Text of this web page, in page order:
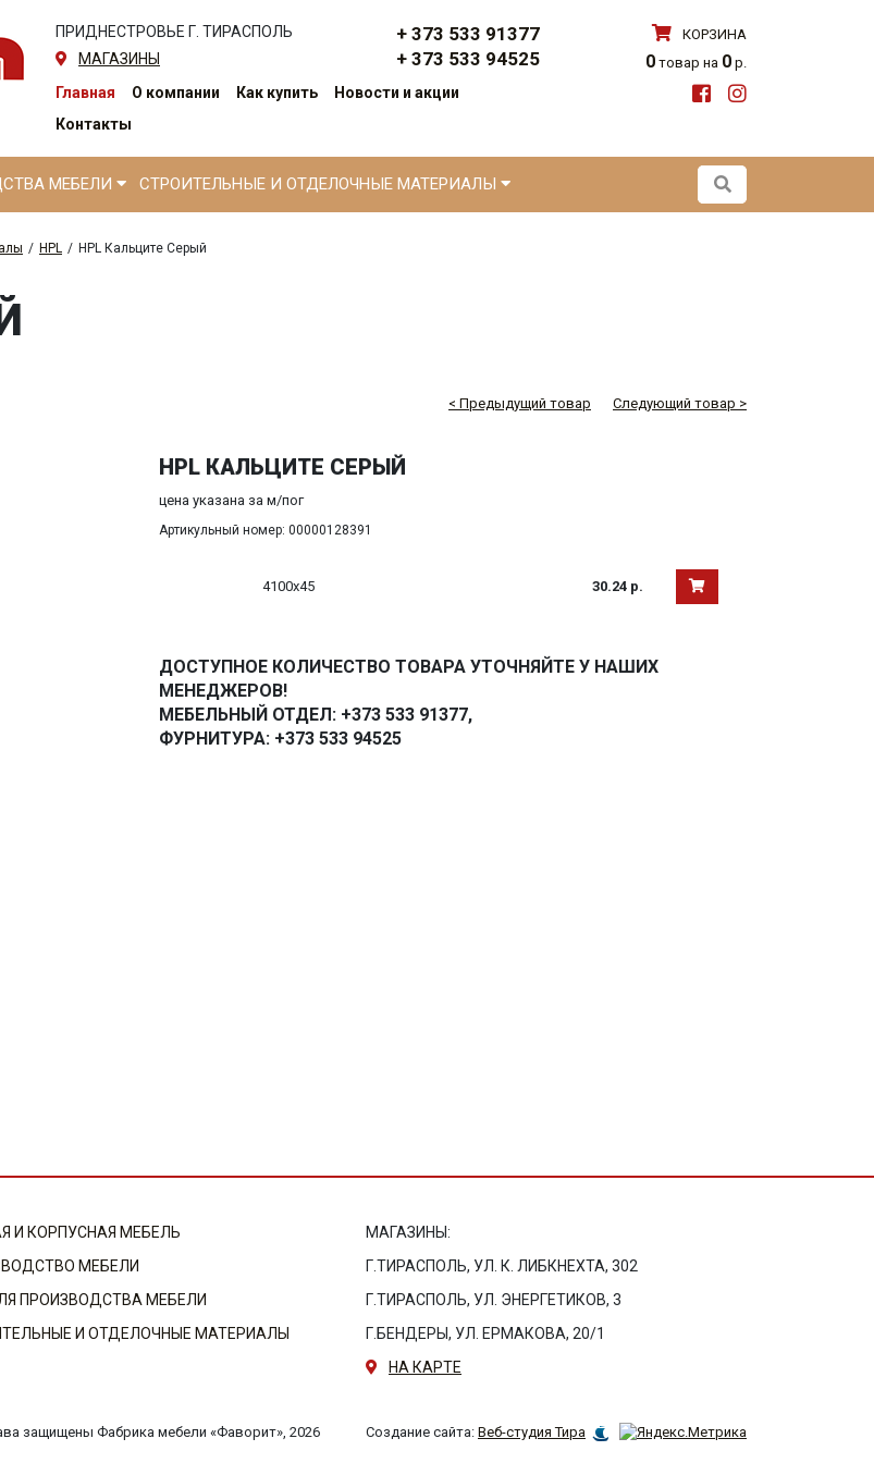
ПРИДНЕСТРОВЬЕ Г. ТИРАСПОЛЬ
МАГАЗИНЫ
+ 373 533 91377
+ 373 533 94525
Главная О компании Как купить
Новости и акции
Контакты
КОРЗИНА
0 товар на 0 р.
МЕБЕЛИ СТРОИТЕЛЬНЫЕ И ОТДЕЛОЧНЫЕ МАТЕРИАЛЫ
/ HPL / HPL Кальците Серый
< Предыдущий товар Следующий товар >
HPL КАЛЬЦИТЕ СЕРЫЙ
цена указана за м/пог
Артикульный номер: 00000128391
4100х45 30.24 р.
ДОСТУПНОЕ КОЛИЧЕСТВО ТОВАРА УТОЧНЯЙТЕ У НАШИХ
МЕНЕДЖЕРОВ!
МЕБЕЛЬНЫЙ ОТДЕЛ: +373 533 91377,
ФУРНИТУРА: +373 533 94525
И КОРПУСНАЯ МЕБЕЛЬ
МЕБЕЛИ
ПРОИЗВОДСТВА МЕБЕЛИ
И ОТДЕЛОЧНЫЕ МАТЕРИАЛЫ
МАГАЗИНЫ:
Г.ТИРАСПОЛЬ, УЛ. К. ЛИБКНЕХТА, 302
Г.ТИРАСПОЛЬ, УЛ. ЭНЕРГЕТИКОВ, 3
Г.БЕНДЕРЫ, УЛ. ЕРМАКОВА, 20/1
НА КАРТЕ
защищены Фабрика мебели «Фаворит», 2026 Создание сайта: Веб-студия Тира